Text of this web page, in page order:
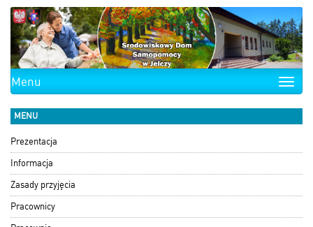
Toggle
Menu
MENU
Prezentacja
Informacja
Zasady przyjęcia
Pracownicy